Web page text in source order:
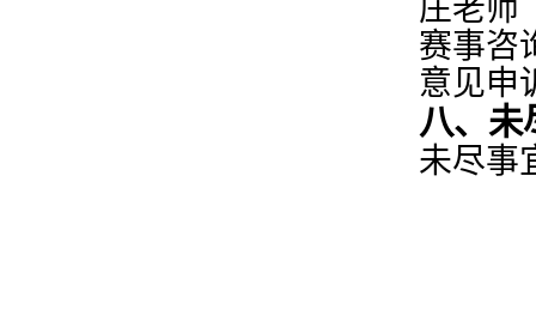
庄老师
赛事咨
意见申
八、未
未尽事